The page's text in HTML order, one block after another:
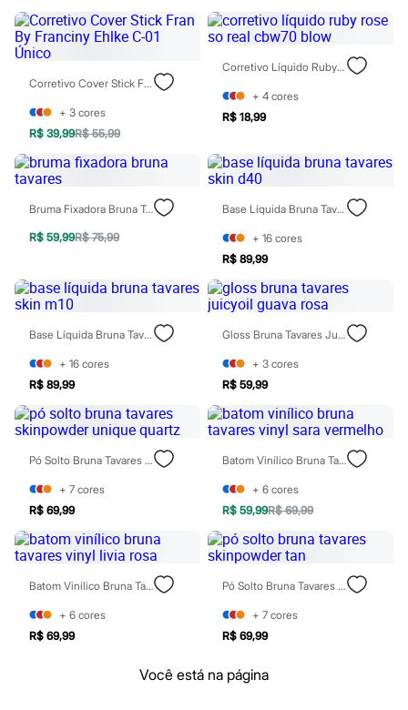
Miss Fifteen
Palomino
Moda íntima
Cuecas
Meias
Pijamas
Moda praia
Biquínis e Maiôs
Blusas de proteção
Sungas
Personagens
Bluey
Disney
Minecraft
Naruto
Patrulha Canina
Sonic
Beleza
Kits
Novidades
Cabelos
Escovas e Pentes
Finalizadores
Shampoo
Tratamento
Cuidados com o corpo
Hidratante
Protetor solar
Tratamento
Cuidados com o rosto
Esfoliante
Hidratante
Protetor solar
Corretivo Cover Stick Fran By Franciny Ehlke C-01 Único
+ 3 cores
R$ 39,99R$ 55,99
Corretivo Líquido Ruby Rose So Real Cbw70 Blow
+ 4 cores
R$ 18,99
Bruma Fixadora Bruna Tavares
R$ 59,99R$ 75,99
Base Líquida Bruna Tavares Skin D40
+ 16 cores
R$ 89,99
Base Líquida Bruna Tavares Skin M10
+ 16 cores
R$ 89,99
Gloss Bruna Tavares Juicyoil Guava Rosa
+ 3 cores
R$ 59,99
Pó Solto Bruna Tavares Skinpowder Unique Quartz
+ 7 cores
R$ 69,99
Batom Vinílico Bruna Tavares Vinyl Sara Vermelho
+ 6 cores
R$ 59,99R$ 69,99
Batom Vinílico Bruna Tavares Vinyl Livia Rosa
+ 6 cores
R$ 69,99
Pó Solto Bruna Tavares Skinpowder Tan
+ 7 cores
R$ 69,99
Você está na página